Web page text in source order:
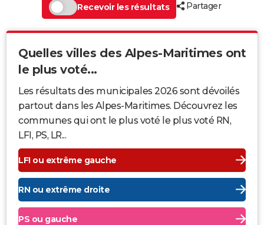
Recevoir les résultats
Partager
Quelles villes des Alpes-Maritimes ont
le plus voté...
Les résultats des municipales 2026 sont dévoilés
partout dans les Alpes-Maritimes. Découvrez les
communes qui ont le plus voté le plus voté RN,
LFI, PS, LR...
LFI ou extrême gauche
RN ou extrême droite
PS ou gauche